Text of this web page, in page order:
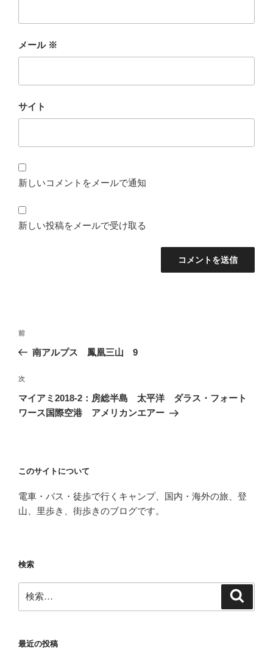
メール ※
サイト
新しいコメントをメールで通知
新しい投稿をメールで受け取る
投
ナ
ビ
ゲ
ー
前
の
稿
前
南アルプス 鳳凰三山 9
次
の
投
次
マイアミ2018-2：房総半島 太平洋 ダラス・フォート
ワース国際空港 アメリカンエアー
このサイトについて
電車・バス・徒歩で行くキャンプ、国内・海外の旅、登
山、里歩き、街歩きのブログです。
検索
索:
最近の投稿